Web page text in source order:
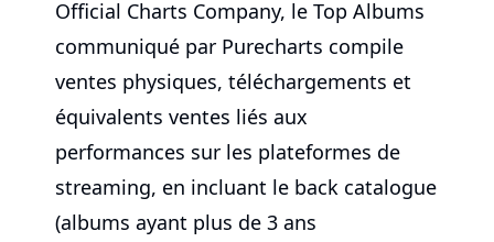
Official Charts Company, le Top Albums
communiqué par Purecharts compile
ventes physiques, téléchargements et
équivalents ventes liés aux
performances sur les plateformes de
streaming, en incluant le back catalogue
(albums ayant plus de 3 ans